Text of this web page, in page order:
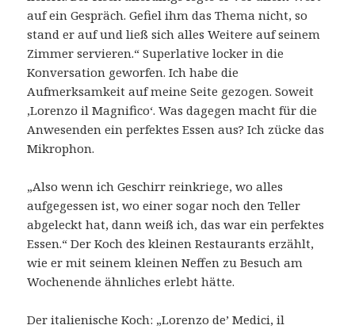
auf ein Gespräch. Gefiel ihm das Thema nicht, so
stand er auf und ließ sich alles Weitere auf seinem
Zimmer servieren.“ Superlative locker in die
Konversation geworfen. Ich habe die
Aufmerksamkeit auf meine Seite gezogen. Soweit
‚Lorenzo il Magnifico‘. Was dagegen macht für die
Anwesenden ein perfektes Essen aus? Ich zücke das
Mikrophon.
„Also wenn ich Geschirr reinkriege, wo alles
aufgegessen ist, wo einer sogar noch den Teller
abgeleckt hat, dann weiß ich, das war ein perfektes
Essen.“ Der Koch des kleinen Restaurants erzählt,
wie er mit seinem kleinen Neffen zu Besuch am
Wochenende ähnliches erlebt hätte.
Der italienische Koch: „Lorenzo de’ Medici, il